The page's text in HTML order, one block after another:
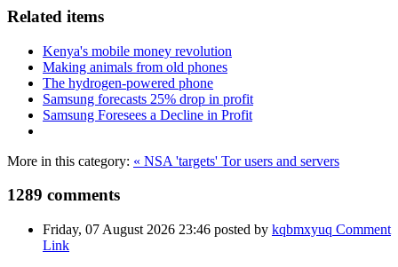
Related items
Kenya's mobile money revolution
Making animals from old phones
The hydrogen-powered phone
Samsung forecasts 25% drop in profit
Samsung Foresees a Decline in Profit
More in this category: « NSA 'targets' Tor users and servers
1289 comments
Friday, 07 August 2026 23:46 posted by kqbmxyuq Comment
Link